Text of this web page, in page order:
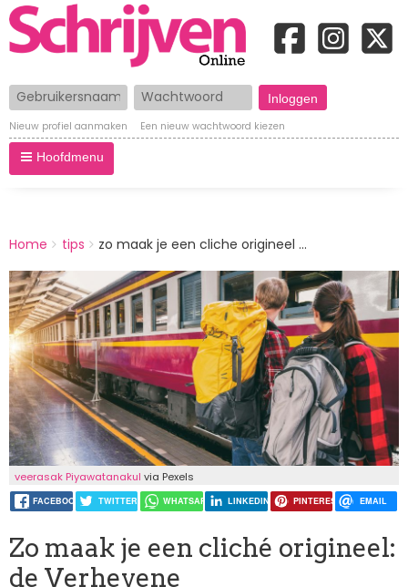
Gebruikersnaam Wachtwoord
Nieuw profiel aanmaken Een nieuw wachtwoord kiezen
Hoofdmenu
BREADCRUMBS
You
here:
Home tips
zo maak je een cliche origineel ...
Afbeelding
veerasak Piyawatanakul via Pexels
FACEBOOK TWITTER WHATSAPP LINKEDIN PINTEREST EMAIL
Zo maak je een cliché origineel:
de Verhevene